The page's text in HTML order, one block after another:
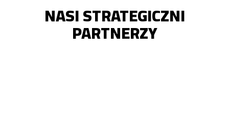
NASI STRATEGICZNI
PARTNERZY